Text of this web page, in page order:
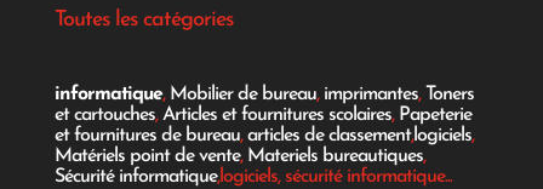
Toutes les catégories
informatique, Mobilier de bureau, imprimantes, Toners
et cartouches,Articles et fournitures scolaires, Papeterie
et fournitures de bureau,articles de classement,logiciels,
Matériels point de vente, Materiels bureautiques,
Sécurité informatique,logiciels, sécurité informatique...